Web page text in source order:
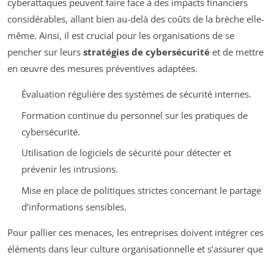
cyberattaques peuvent faire face à des impacts financiers
considérables, allant bien au-delà des coûts de la brèche elle-
même. Ainsi, il est crucial pour les organisations de se
pencher sur leurs stratégies de cybersécurité et de mettre
en œuvre des mesures préventives adaptées.
Évaluation régulière des systèmes de sécurité internes.
Formation continue du personnel sur les pratiques de
cybersécurité.
Utilisation de logiciels de sécurité pour détecter et
prévenir les intrusions.
Mise en place de politiques strictes concernant le partage
d’informations sensibles.
Pour pallier ces menaces, les entreprises doivent intégrer ces
éléments dans leur culture organisationnelle et s’assurer que